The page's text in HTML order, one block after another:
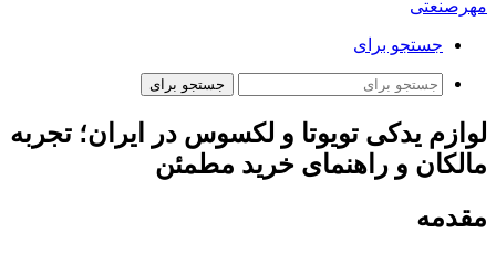
مهرصنعتی
جستجو برای
جستجو برای
لوازم یدکی تویوتا و لکسوس در ایران؛ تجربه
مالکان و راهنمای خرید مطمئن
مقدمه